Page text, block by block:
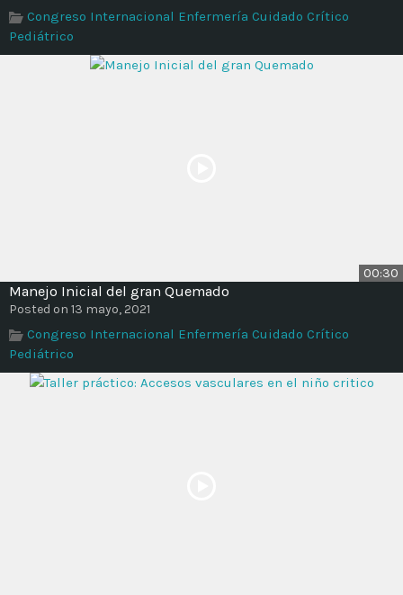
Congreso Internacional Enfermería Cuidado Crítico
Pediátrico
00:30
Manejo Inicial del gran Quemado
Posted on 13 mayo, 2021
Congreso Internacional Enfermería Cuidado Crítico
Pediátrico